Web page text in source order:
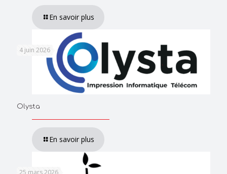
En savoir plus
4 juin 2026
Olysta
En savoir plus